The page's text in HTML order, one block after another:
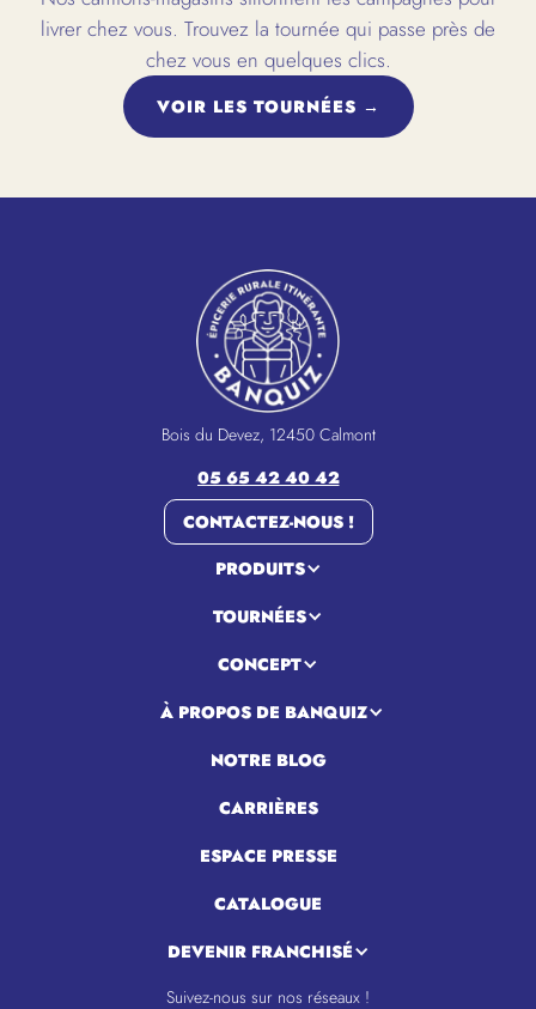
livrer chez vous. Trouvez la tournée qui passe près de
chez vous en quelques clics.
VOIR LES TOURNÉES →
Bois du Devez, 12450 Calmont
05 65 42 40 42
CONTACTEZ-NOUS !
PRODUITS
TOURNÉES
CONCEPT
À PROPOS DE BANQUIZ
NOTRE BLOG
CARRIÈRES
ESPACE PRESSE
CATALOGUE
DEVENIR FRANCHISÉ
Suivez-nous sur nos réseaux !